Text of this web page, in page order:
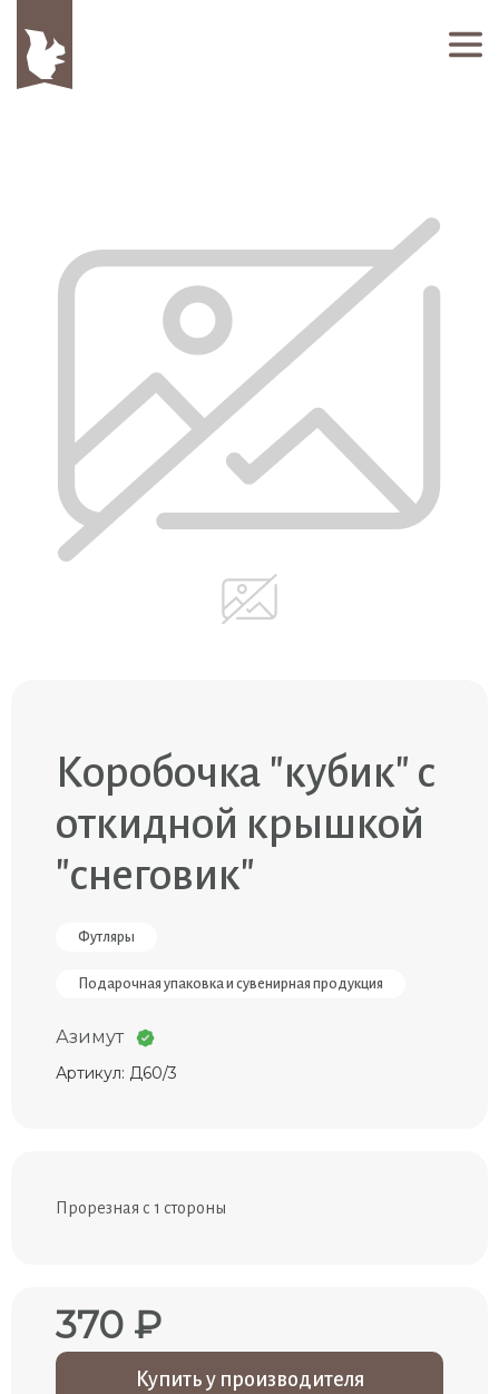
Коробочка "кубик" с
откидной крышкой
"снеговик"
Футляры
Подарочная упаковка и сувенирная продукция
Азимут
Артикул: Д60/3
Прорезная с 1 стороны
370 ₽
Купить у производителя